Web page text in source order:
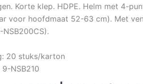
Korte klep. HDPE. Helm met 4-
voor hoofdmaat 52-63 cm). Met
20 stuks/karton
NSB210